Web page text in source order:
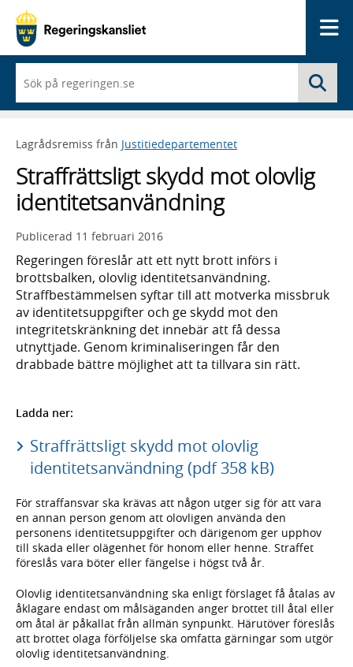
du
börjar
skriva
framträder
lista
med
sökförslag
Lagrådsremiss från Justitiedepartementet
Straffrättsligt skydd mot olovlig
identitetsanvändning
Publicerad 11 februari 2016
Regeringen föreslår att ett nytt brott införs i
brottsbalken, olovlig identitetsanvändning.
Straffbestämmelsen syftar till att motverka missbruk
av identitetsuppgifter och ge skydd mot den
integritetskränkning det innebär att få dessa
utnyttjade. Genom kriminaliseringen får den
drabbade bättre möjlighet att ta tillvara sin rätt.
Ladda ner:
Straffrättsligt skydd mot olovlig
identitetsanvändning (pdf 358 kB)
För straffansvar ska krävas att någon utger sig för att vara
en annan person genom att olovligen använda den
personens identitetsuppgifter och därigenom ger upphov
till skada eller olägenhet för honom eller henne. Straffet
föreslås vara böter eller fängelse i högst två år.
Olovlig identitetsanvändning ska enligt förslaget få åtalas av
åklagare endast om målsäganden anger brottet till åtal eller
om åtal är påkallat från allmän synpunkt. Härutöver föreslås
att brottet olaga förföljelse ska omfatta gärningar som utgör
olovlig identitetsanvändning.